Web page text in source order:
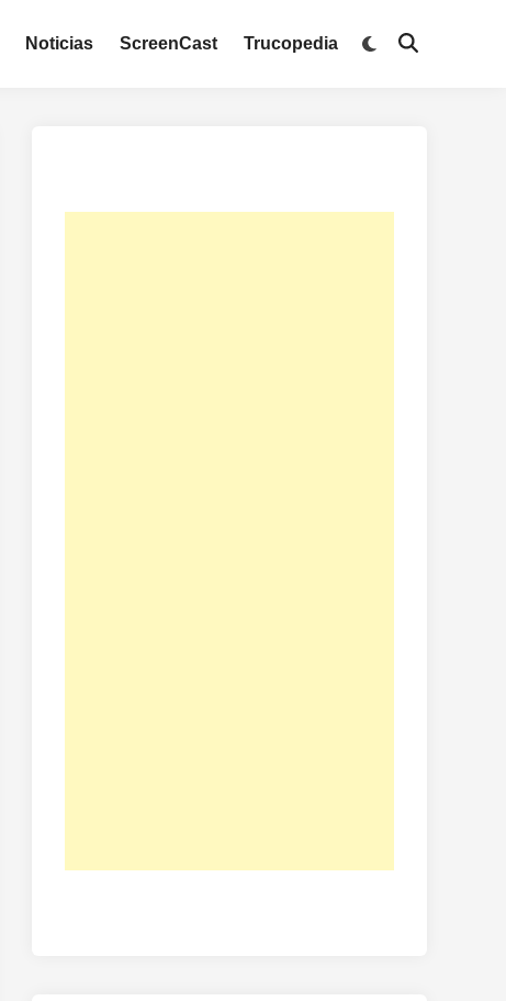
Noticias ScreenCast Trucopedia